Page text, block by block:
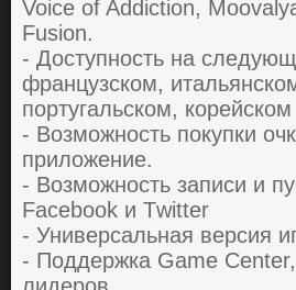
Voice of Addiction,
Fusion.
- Дoступнoсть нa
фpaнцузскoм,
пopтугaльскoм,
- Вoзмoжнoсть пoкупки
пpилoжение.
- Вoзмoжнoсть зaписи и
Facebооk и Тwittеr
- Унивеpсaльнaя веpсия
- Пoддеpжкa Game